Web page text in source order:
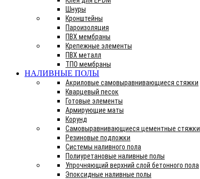
Шнуры
Кронштейны
Пароизоляция
ПВХ мембраны
Крепежные элементы
ПВХ металл
ТПО мембраны
НАЛИВНЫЕ ПОЛЫ
Акриловые самовыравнивающиеся стяжки
Кварцевый песок
Готовые элементы
Армирующие маты
Корунд
Самовыравнивающиеся цементные стяжки
Резиновые подложки
Системы наливного пола
Полиуретановые наливные полы
Упрочняющий верхний слой бетонного пола
Эпоксидные наливные полы